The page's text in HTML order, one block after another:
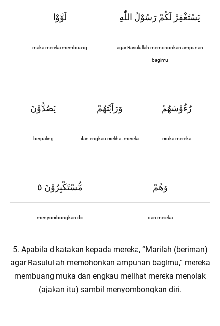
لَوَّوْا يَسْتَغْفِرْ لَكُمْ رَسُوْلُ اللّٰهِ
maka mereka membuang agar Rasulullah memohonkan ampunan
bagimu
يَصُدُّوْنَ وَرَاَيْتَهُمْ رُءُوْسَهُمْ
berpaling dan engkau melihat mereka muka mereka
مُّسْتَكْبِرُوْنَ ٥ وَهُمْ
menyombongkan diri dan mereka
5. Apabila dikatakan kepada mereka, “Marilah (beriman)
agar Rasulullah memohonkan ampunan bagimu,” mereka
membuang muka dan engkau melihat mereka menolak
(ajakan itu) sambil menyombongkan diri.